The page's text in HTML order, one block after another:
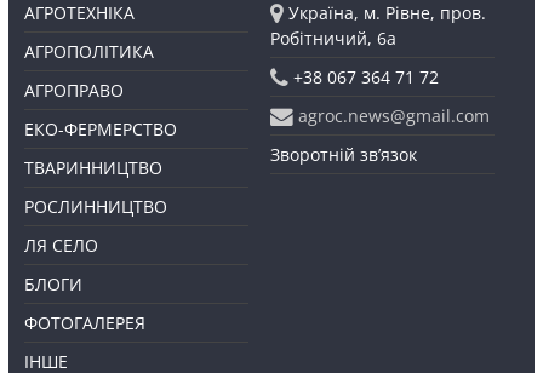
АГРОТЕХНІКА
АГРОПОЛІТИКА
АГРОПРАВО
ЕКО-ФЕРМЕРСТВО
ТВАРИННИЦТВО
РОСЛИННИЦТВО
ЛЯ СЕЛО
БЛОГИ
ФОТОГАЛЕРЕЯ
ІНШЕ
Україна, м. Рівне, пров.
Робітничий, 6а
+38 067 364 71 72
agroc.news@gmail.com
Зворотній зв’язок